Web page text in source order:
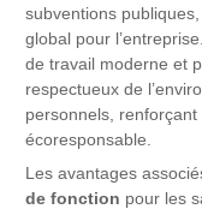
subventions
global pour
de travail moderne et
respectueux de
personnels,
écoresponsable.
Les avantages
de fonction pour les